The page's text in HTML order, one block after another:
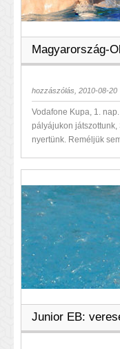
Magyarország-
hozzászólás, 2010-08-20
Vodafone Kupa, 1.
pályájukon játszottunk,
nyertünk. Reméljük
Junior EB: